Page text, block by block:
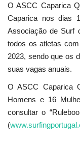
O ASCC Caparica
Caparica nos dias
Associação de Surf
todos os atletas
2023, sendo que os
suas vagas anuais.
O ASCC Caparica
Homens e 16
consultar o
(